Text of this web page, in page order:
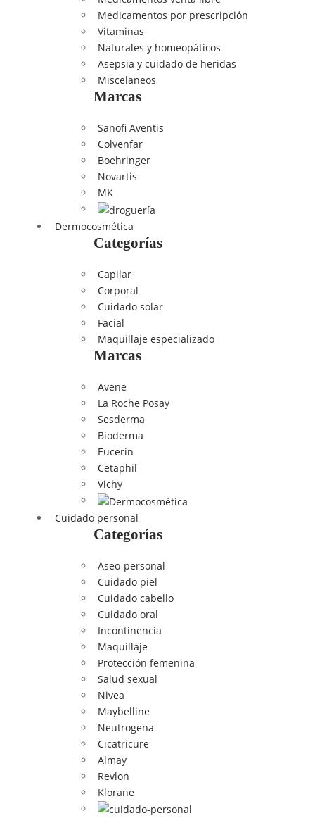
Medicamentos por prescripción
Vitaminas
Naturales y homeopáticos
Asepsia y cuidado de heridas
Miscelaneos
Marcas
Sanofi Aventis
Colvenfar
Boehringer
Novartis
MK
Dermocosmética
Categorías
Capilar
Corporal
Cuidado solar
Facial
Maquillaje especializado
Marcas
Avene
La Roche Posay
Sesderma
Bioderma
Eucerin
Cetaphil
Vichy
Cuidado personal
Categorías
Aseo-personal
Cuidado piel
Cuidado cabello
Cuidado oral
Incontinencia
Maquillaje
Protección femenina
Salud sexual
Nivea
Maybelline
Neutrogena
Cicatricure
Almay
Revlon
Klorane